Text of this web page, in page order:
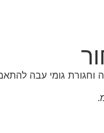
וחגורת גומי עבה